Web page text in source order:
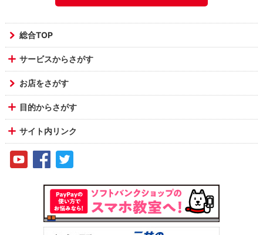
総合TOP
サービスからさがす
お店をさがす
目的からさがす
サイト内リンク